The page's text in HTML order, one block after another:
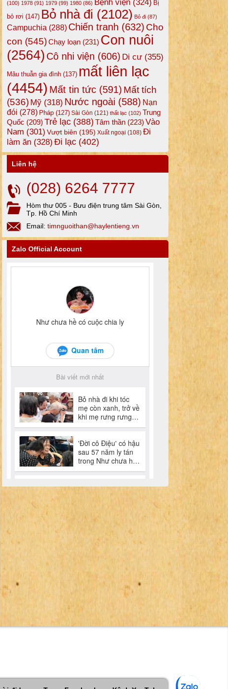
(100) 1978 (91) 1979 (99) 1980 (86) Bệnh viện (324) Bị
bỏ rơi (147) Bỏ nhà đi (2102) Bỏ đi (87)
Campuchia (288) Chiến tranh (632) Cho
con (545)Chạy loạn (231) Con nuôi
(2564) Cô nhi viện (606) Di cư (355)
Mâu thuẫn gia đình (137) mất liên lạc
(4454) Mất tin tức (591) Mất tích
(536) Mỹ (318) Nước ngoài (588) Nạn
đói (278) Pháp (127) Sài Gòn (121) thất lạc (102) Trung
Quốc (209) Trẻ lạc (388) Tâm thần (223) Vào
Nam (301) Vượt biên (195) Xuất ngoại (108) Đi
làm ăn (328) Đi lạc (402)
Liên hệ
(028) 6264 7777
Hòm thư 005 - Bưu điện trung tâm Sài Gòn,
Tp. Hồ Chí Minh
Email: timnguoithan@haylentieng.vn
Zalo Official Account